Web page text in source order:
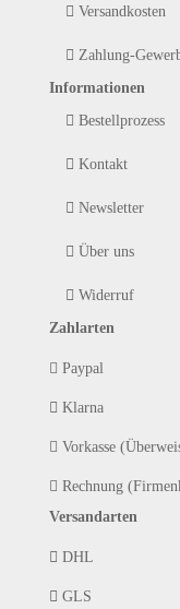
Versandkosten
Zahlung-
Informationen
Bestellprozess
Kontakt
Newsletter
Über uns
Widerruf
Zahlarten
Paypal
Klarna
Vorkasse
Rechnung
Versandarten
DHL
GLS